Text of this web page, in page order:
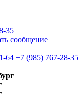
35
сообщение
64 +7 (985) 767-28-35